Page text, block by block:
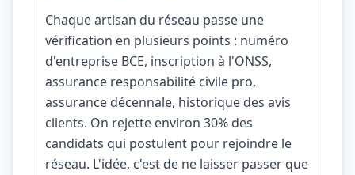
Chaque artisan du réseau passe une
vérification en plusieurs points : numéro
d'entreprise BCE, inscription à l'ONSS,
assurance responsabilité civile pro,
assurance décennale, historique des avis
clients. On rejette environ 30% des
candidats qui postulent pour rejoindre le
réseau. L'idée, c'est de ne laisser passer que